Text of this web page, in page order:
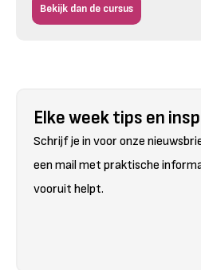
Bekijk dan de cursus
Elke week tips en
Schrijf je in voor onze
een mail met praktische
vooruit helpt.